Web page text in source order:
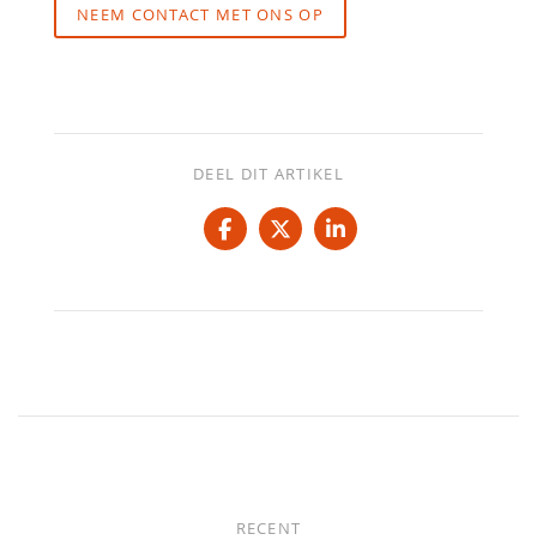
NEEM CONTACT MET ONS OP
DEEL DIT ARTIKEL
RECENT